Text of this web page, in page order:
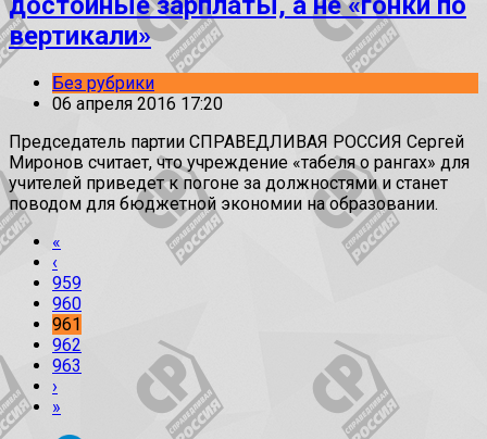
вертикали»
Без рубрики
06 апреля 2016 17:20
Председатель партии СПРАВЕДЛИВАЯ РОССИЯ Сергей
Миронов считает, что учреждение «табеля о рангах» для
учителей приведет к погоне за должностями и станет
поводом для бюджетной экономии на образовании.
«
‹
959
960
961
962
963
›
»